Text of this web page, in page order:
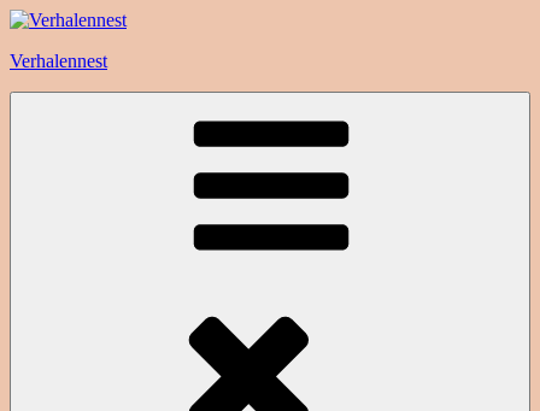
Ga
de
Verhalennest